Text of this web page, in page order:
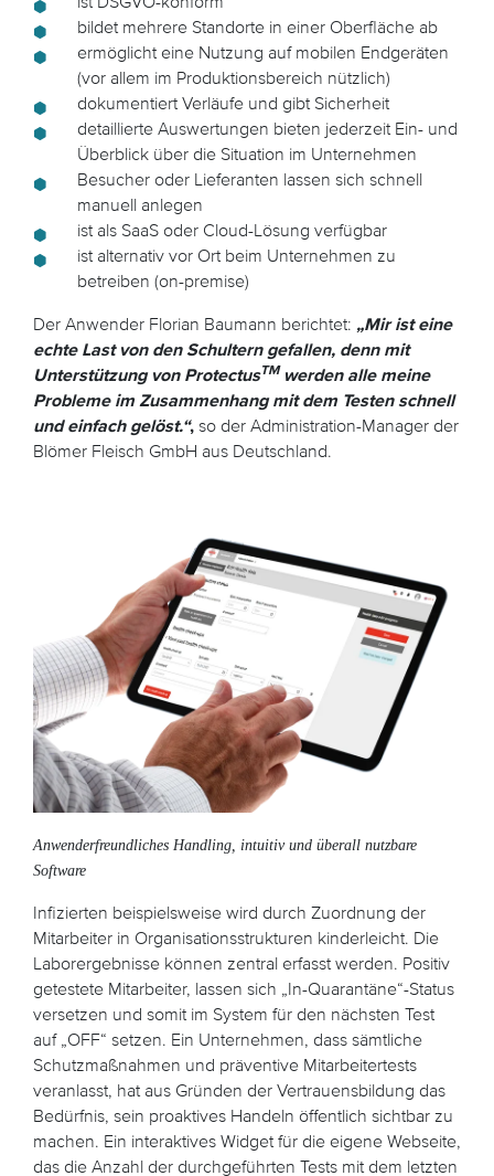
bildet mehrere Standorte in einer Oberfläche ab
ermöglicht eine Nutzung auf mobilen Endgeräten
(vor allem im Produktionsbereich nützlich)
dokumentiert Verläufe und gibt Sicherheit
detaillierte Auswertungen bieten jederzeit Ein- und
Überblick über die Situation im Unternehmen
Besucher oder Lieferanten lassen sich schnell
manuell anlegen
ist als SaaS oder Cloud-Lösung verfügbar
ist alternativ vor Ort beim Unternehmen zu
betreiben (on-premise)
Der Anwender Florian Baumann berichtet: „Mir ist eine
echte Last von den Schultern gefallen, denn mit
Unterstützung von ProtectusTMwerden alle meine
Probleme im Zusammenhang mit dem Testen schnell
und einfach gelöst.“, so der Administration-Manager der
Blömer Fleisch GmbH aus Deutschland.
Anwenderfreundliches Handling, intuitiv und überall nutzbare
Software
Infizierten beispielsweise wird durch Zuordnung der
Mitarbeiter in Organisationsstrukturen kinderleicht. Die
Laborergebnisse können zentral erfasst werden. Positiv
getestete Mitarbeiter, lassen sich „In-Quarantäne“-Status
versetzen und somit im System für den nächsten Test
auf „OFF“ setzen. Ein Unternehmen, dass sämtliche
Schutzmaßnahmen und präventive Mitarbeitertests
veranlasst, hat aus Gründen der Vertrauensbildung das
Bedürfnis, sein proaktives Handeln öffentlich sichtbar zu
machen. Ein interaktives Widget für die eigene Webseite,
das die Anzahl der durchgeführten Tests mit dem letzten